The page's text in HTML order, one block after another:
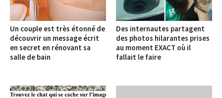
Un couple est très étonné de
découvrir un message écrit
en secret en rénovant sa
salle de bain
Des internautes partagent
des photos hilarantes prises
au moment EXACT où il
fallait le faire